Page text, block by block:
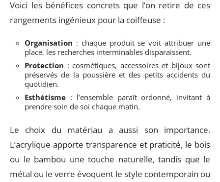
Voici les bénéfices concrets que l’on retire de ces
rangements ingénieux pour la coiffeuse :
Organisation : chaque produit se voit attribuer une
place, les recherches interminables disparaissent.
Protection : cosmétiques, accessoires et bijoux sont
préservés de la poussière et des petits accidents du
quotidien.
Esthétisme : l’ensemble paraît ordonné, invitant à
prendre soin de soi chaque matin.
Le choix du matériau a aussi son importance.
L’acrylique apporte transparence et praticité, le bois
ou le bambou une touche naturelle, tandis que le
métal ou le verre évoquent le style contemporain ou